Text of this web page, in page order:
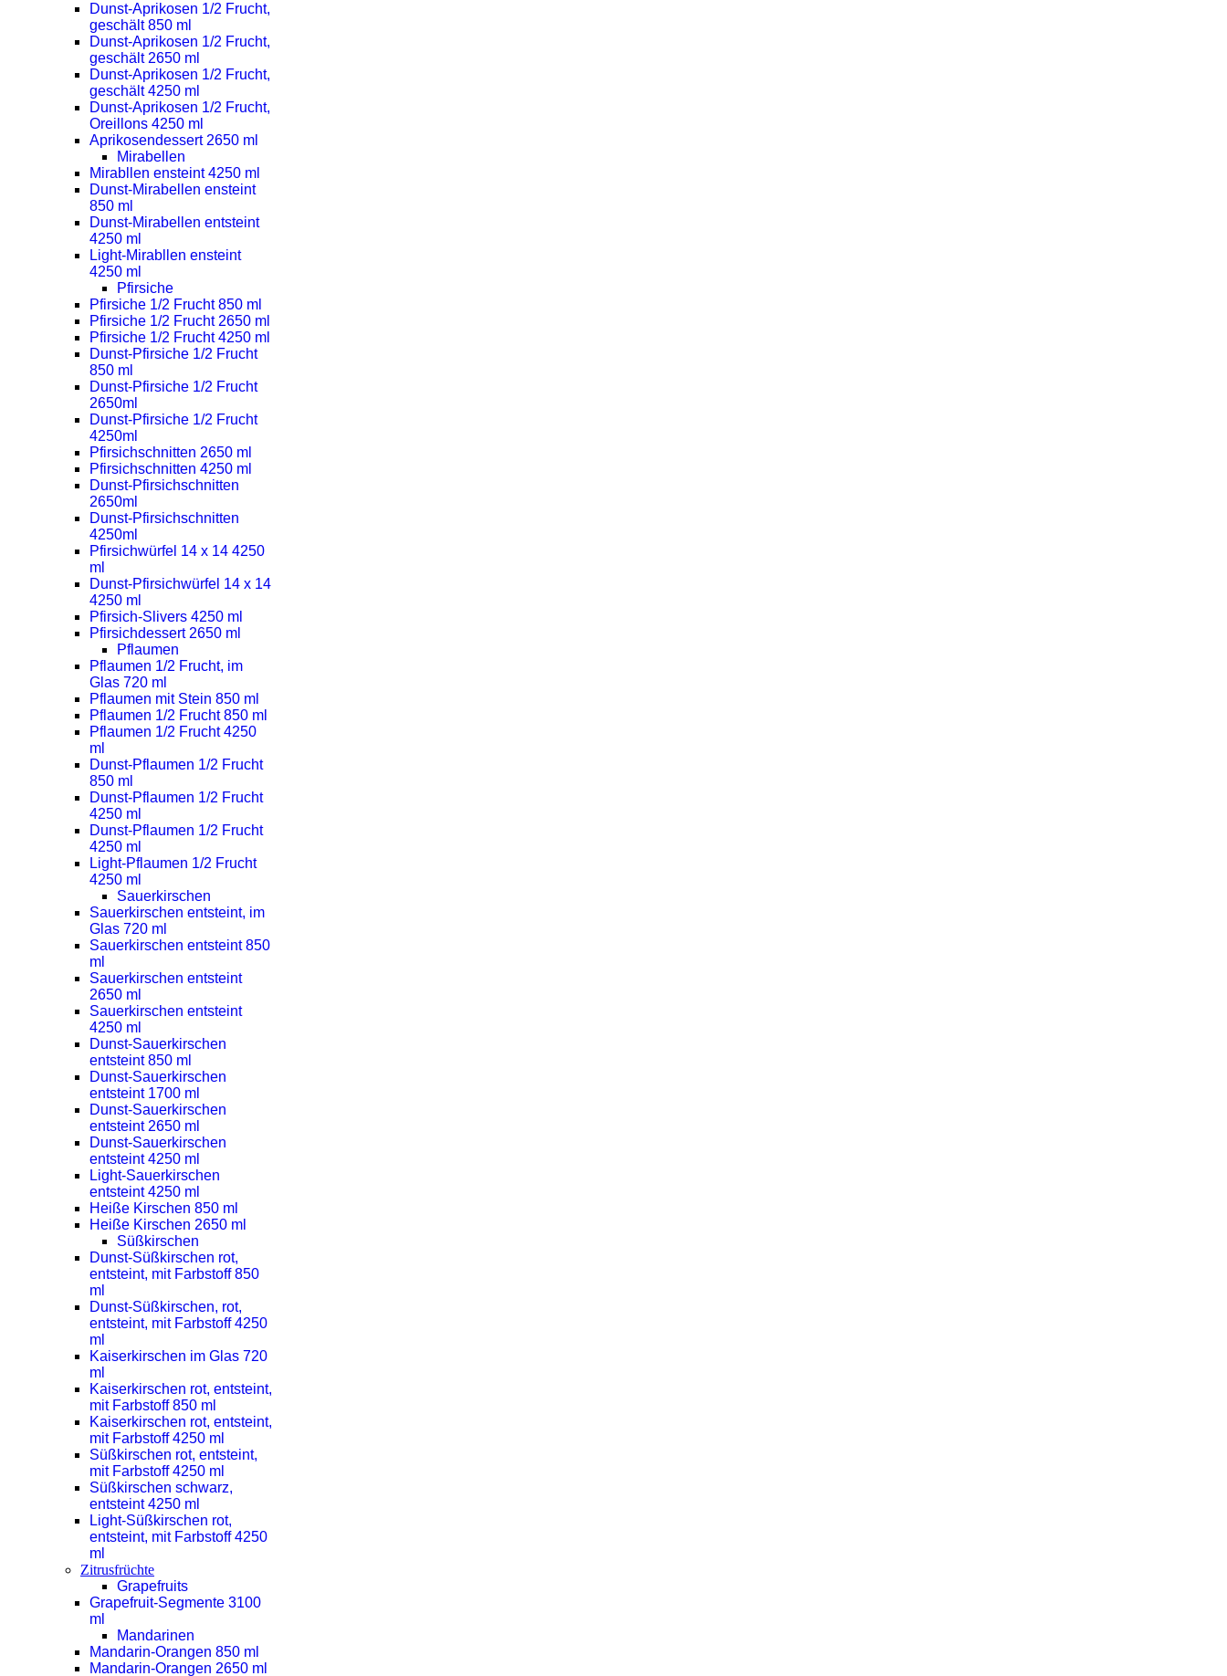
Dunst-Aprikosen 1/2 Frucht,
geschält 850 ml
Dunst-Aprikosen 1/2 Frucht,
geschält 2650 ml
Dunst-Aprikosen 1/2 Frucht,
geschält 4250 ml
Dunst-Aprikosen 1/2 Frucht,
Oreillons 4250 ml
Aprikosendessert 2650 ml
Mirabellen
Mirabllen ensteint 4250 ml
Dunst-Mirabellen ensteint
850 ml
Dunst-Mirabellen entsteint
4250 ml
Light-Mirabllen ensteint
4250 ml
Pfirsiche
Pfirsiche 1/2 Frucht 850 ml
Pfirsiche 1/2 Frucht 2650 ml
Pfirsiche 1/2 Frucht 4250 ml
Dunst-Pfirsiche 1/2 Frucht
850 ml
Dunst-Pfirsiche 1/2 Frucht
2650ml
Dunst-Pfirsiche 1/2 Frucht
4250ml
Pfirsichschnitten 2650 ml
Pfirsichschnitten 4250 ml
Dunst-Pfirsichschnitten
2650ml
Dunst-Pfirsichschnitten
4250ml
Pfirsichwürfel 14 x 14 4250
ml
Dunst-Pfirsichwürfel 14 x 14
4250 ml
Pfirsich-Slivers 4250 ml
Pfirsichdessert 2650 ml
Pflaumen
Pflaumen 1/2 Frucht, im
Glas 720 ml
Pflaumen mit Stein 850 ml
Pflaumen 1/2 Frucht 850 ml
Pflaumen 1/2 Frucht 4250
ml
Dunst-Pflaumen 1/2 Frucht
850 ml
Dunst-Pflaumen 1/2 Frucht
4250 ml
Dunst-Pflaumen 1/2 Frucht
4250 ml
Light-Pflaumen 1/2 Frucht
4250 ml
Sauerkirschen
Sauerkirschen entsteint, im
Glas 720 ml
Sauerkirschen entsteint 850
ml
Sauerkirschen entsteint
2650 ml
Sauerkirschen entsteint
4250 ml
Dunst-Sauerkirschen
entsteint 850 ml
Dunst-Sauerkirschen
entsteint 1700 ml
Dunst-Sauerkirschen
entsteint 2650 ml
Dunst-Sauerkirschen
entsteint 4250 ml
Light-Sauerkirschen
entsteint 4250 ml
Heiße Kirschen 850 ml
Heiße Kirschen 2650 ml
Süßkirschen
Dunst-Süßkirschen rot,
entsteint, mit Farbstoff 850
ml
Dunst-Süßkirschen, rot,
entsteint, mit Farbstoff 4250
ml
Kaiserkirschen im Glas 720
ml
Kaiserkirschen rot, entsteint,
mit Farbstoff 850 ml
Kaiserkirschen rot, entsteint,
mit Farbstoff 4250 ml
Süßkirschen rot, entsteint,
mit Farbstoff 4250 ml
Süßkirschen schwarz,
entsteint 4250 ml
Light-Süßkirschen rot,
entsteint, mit Farbstoff 4250
ml
Zitrusfrüchte
Grapefruits
Grapefruit-Segmente 3100
ml
Mandarinen
Mandarin-Orangen 850 ml
Mandarin-Orangen 2650 ml